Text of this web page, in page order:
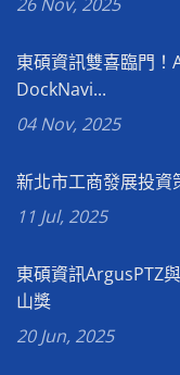
東碩資訊雙喜臨門
DockNavi...
04 Nov, 2025
新北市工商發展投資
11 Jul, 2025
東碩資訊ArgusPTZ
山獎
20 Jun, 2025